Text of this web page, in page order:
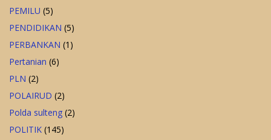
PEMILU (5)
PENDIDIKAN (5)
PERBANKAN (1)
Pertanian (6)
PLN (2)
POLAIRUD (2)
Polda sulteng (2)
POLITIK (145)